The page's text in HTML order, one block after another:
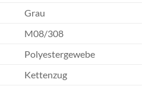
Grau
M08/308
Polyestergewebe
Kettenzug